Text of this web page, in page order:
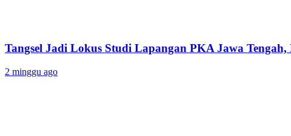
Tangsel Jadi Lokus Studi Lapangan PKA Jawa
2 minggu ago